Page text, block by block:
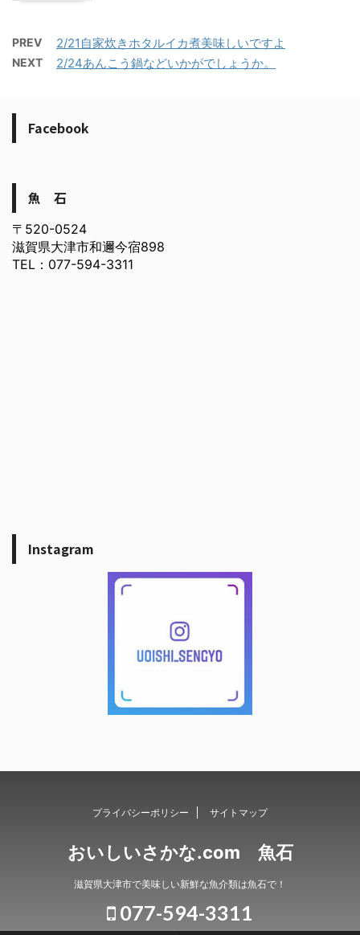
PREV 2/21自家炊きホタルイカ煮美味しいですよ
NEXT 2/24あんこう鍋などいかがでしょうか。
Facebook
魚 石
〒520-0524
滋賀県大津市和邇今宿898
TEL：077-594-3311
Instagram
プライバシーポリシー サイトマップ
おいしいさかな.com 魚石
滋賀県大津市で美味しい新鮮な魚介類は魚石で！
077-594-3311